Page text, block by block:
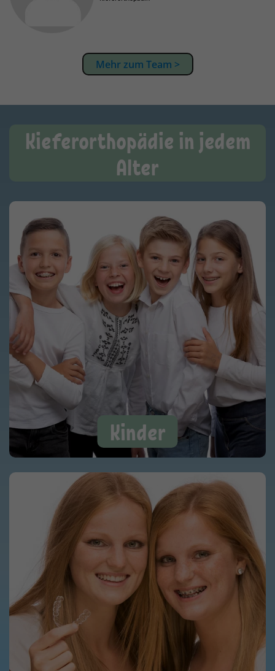
Mehr zum Team >
Kieferorthopädie in jedem
Alter
Kinder